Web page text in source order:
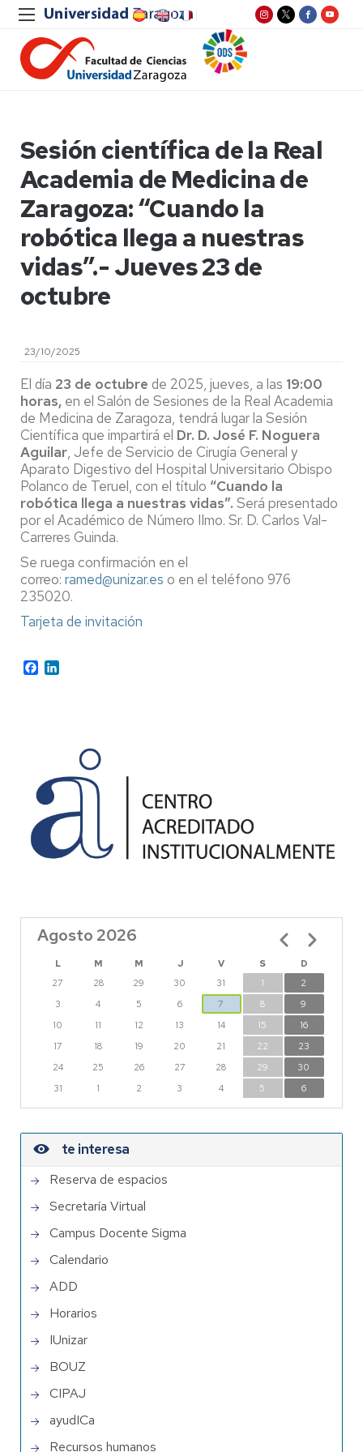
Sesión científica de la Real
Academia de Medicina de
Zaragoza: “Cuando la
robótica llega a nuestras
vidas”.- Jueves 23 de
octubre
23/10/2025
El día 23 de octubre de 2025, jueves, a las 19:00
horas, en el Salón de Sesiones de la Real Academia
de Medicina de Zaragoza, tendrá lugar la Sesión
Científica que impartirá el Dr. D. José F. Noguera
Aguilar, Jefe de Servicio de Cirugía General y
Aparato Digestivo del Hospital Universitario Obispo
Polanco de Teruel, con el título “Cuando la
robótica llega a nuestras vidas”. Será presentado
por el Académico de Número Ilmo. Sr. D. Carlos Val-
Carreres Guinda.
Se ruega confirmación en el
correo: ramed@unizar.es o en el teléfono 976
235020.
Tarjeta de invitación
Facebook
Agosto 2026
L M M J V S
D
27
28 29 30 31 1
2
3
4 5 6 7 8
9
10
11 12 13 14 15
16
17
18 19 20 21 22
23
24
25 26 27 28 29
30
31
1 2 3 4 5 6
Paginación
te interesa
Reserva de espacios
Secretaría Virtual
Campus Docente Sigma
Calendario
ADD
Horarios
IUnizar
BOUZ
CIPAJ
ayudICa
Recursos humanos